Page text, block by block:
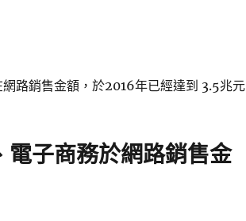
路銷售金額，於2016年已經達到 3.5兆元
子商務於網路銷售金